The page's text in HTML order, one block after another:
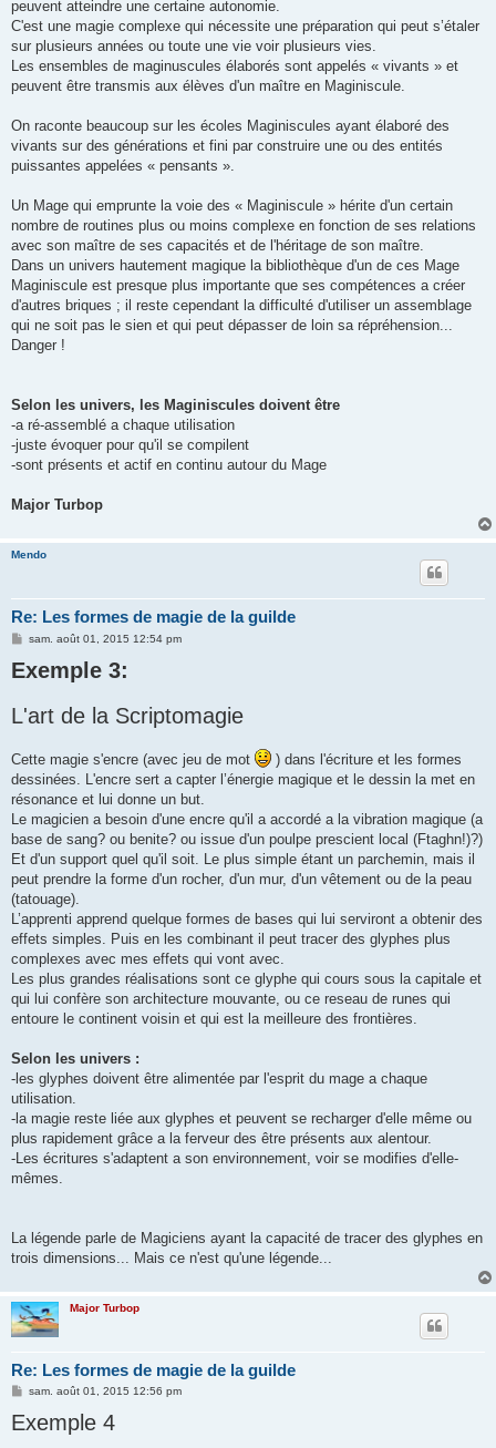
peuvent atteindre une certaine autonomie.
C'est une magie complexe qui nécessite une préparation qui peut s’étaler
sur plusieurs années ou toute une vie voir plusieurs vies.
Les ensembles de maginuscules élaborés sont appelés « vivants » et
peuvent être transmis aux élèves d'un maître en Maginiscule.
On raconte beaucoup sur les écoles Maginiscules ayant élaboré des
vivants sur des générations et fini par construire une ou des entités
puissantes appelées « pensants ».
Un Mage qui emprunte la voie des « Maginiscule » hérite d'un certain
nombre de routines plus ou moins complexe en fonction de ses relations
avec son maître de ses capacités et de l'héritage de son maître.
Dans un univers hautement magique la bibliothèque d'un de ces Mage
Maginiscule est presque plus importante que ses compétences a créer
d'autres briques ; il reste cependant la difficulté d'utiliser un assemblage
qui ne soit pas le sien et qui peut dépasser de loin sa répréhension...
Danger !
Selon les univers, les Maginiscules doivent être
-a ré-assemblé a chaque utilisation
-juste évoquer pour qu'il se compilent
-sont présents et actif en continu autour du Mage
Major Turbop
Mendo
Re: Les formes de magie de la guilde
M
s
s
e
sam. août 01, 2015 12:54 pm
Exemple 3:
L'art de la Scriptomagie
Cette magie s'encre (avec jeu de mot
) dans l'écriture et les formes
dessinées. L'encre sert a capter l’énergie magique et le dessin la met en
résonance et lui donne un but.
Le magicien a besoin d'une encre qu'il a accordé a la vibration magique (a
base de sang? ou benite? ou issue d'un poulpe prescient local (Ftaghn!)?)
Et d'un support quel qu'il soit. Le plus simple étant un parchemin, mais il
peut prendre la forme d'un rocher, d'un mur, d'un vêtement ou de la peau
(tatouage).
L’apprenti apprend quelque formes de bases qui lui serviront a obtenir des
effets simples. Puis en les combinant il peut tracer des glyphes plus
complexes avec mes effets qui vont avec.
Les plus grandes réalisations sont ce glyphe qui cours sous la capitale et
qui lui confère son architecture mouvante, ou ce reseau de runes qui
entoure le continent voisin et qui est la meilleure des frontières.
Selon les univers :
-les glyphes doivent être alimentée par l'esprit du mage a chaque
utilisation.
-la magie reste liée aux glyphes et peuvent se recharger d'elle même ou
plus rapidement grâce a la ferveur des être présents aux alentour.
-Les écritures s'adaptent a son environnement, voir se modifies d'elle-
mêmes.
La légende parle de Magiciens ayant la capacité de tracer des glyphes en
trois dimensions... Mais ce n'est qu'une légende...
Major Turbop
Re: Les formes de magie de la guilde
M
s
s
sam. août 01, 2015 12:56 pm
Exemple 4